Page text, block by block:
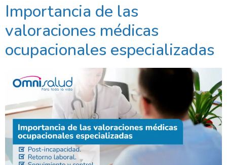
Importancia de las
valoraciones médicas
ocupacionales especializadas